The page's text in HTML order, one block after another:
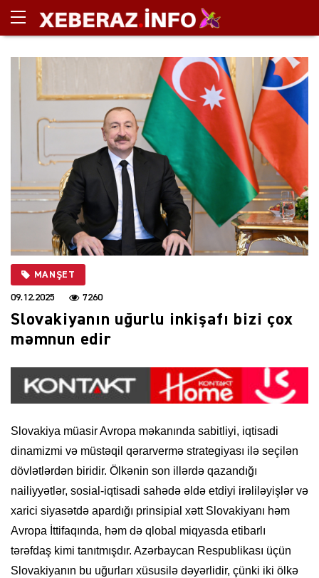
MANŞET
09.12.2025 7260
Slovakiyanın uğurlu inkişafı bizi çox
məmnun edir
Slovakiya müasir Avropa məkanında sabitliyi, iqtisadi
dinamizmi və müstəqil qərarvermə strategiyası ilə seçilən
dövlətlərdən biridir. Ölkənin son illərdə qazandığı
nailiyyətlər, sosial-iqtisadi sahədə əldə etdiyi irəliləyişlər və
xarici siyasətdə apardığı prinsipial xətt Slovakiyanı həm
Avropa İttifaqında, həm də qlobal miqyasda etibarlı
tərəfdaş kimi tanıtmışdır. Azərbaycan Respublikası üçün
Slovakiyanın bu uğurları xüsusilə dəyərlidir, çünki iki ölkə